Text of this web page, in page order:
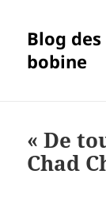
Blog
bobine
« De
Chad